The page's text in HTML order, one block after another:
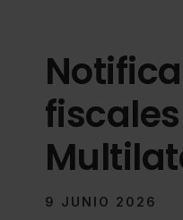
9 JUNIO 2026